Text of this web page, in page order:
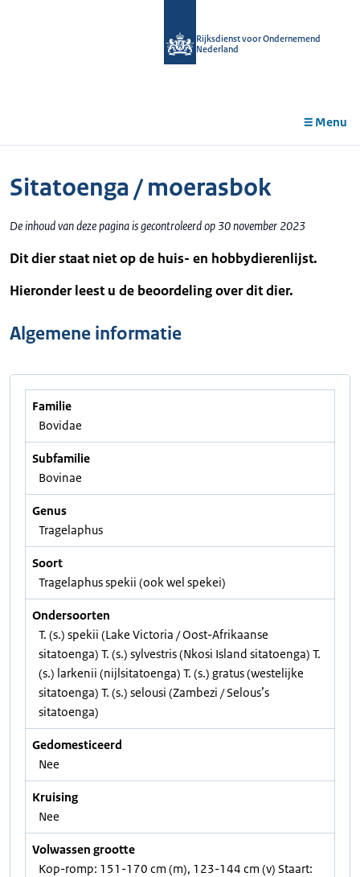
Rijksdienst voor Ondernemend
Nederland
Menu
Sitatoenga / moerasbok
De inhoud van deze pagina is gecontroleerd op 30 november 2023
Dit dier staat niet op de huis- en hobbydierenlijst.
Hieronder leest u de beoordeling over dit dier.
Algemene informatie
Familie
Bovidae
Subfamilie
Bovinae
Genus
Tragelaphus
Soort
Tragelaphus spekii (ook wel spekei)
Ondersoorten
T. (s.) spekii (Lake Victoria / Oost-Afrikaanse
sitatoenga) T. (s.) sylvestris (Nkosi Island sitatoenga) T.
(s.) larkenii (nijlsitatoenga) T. (s.) gratus (westelijke
sitatoenga) T. (s.) selousi (Zambezi / Selous’s
sitatoenga)
Gedomesticeerd
Nee
Kruising
Nee
Volwassen grootte
Kop-romp: 151-170 cm (m), 123-144 cm (v) Staart: